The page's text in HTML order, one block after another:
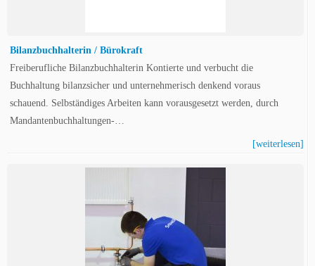
Bilanzbuchhalterin / Bürokraft
Freiberufliche Bilanzbuchhalterin Kontierte und verbucht die
Buchhaltung bilanzsicher und unternehmerisch denkend voraus
schauend. Selbständiges Arbeiten kann vorausgesetzt werden, durch
Mandantenbuchhaltungen-…
[weiterlesen]